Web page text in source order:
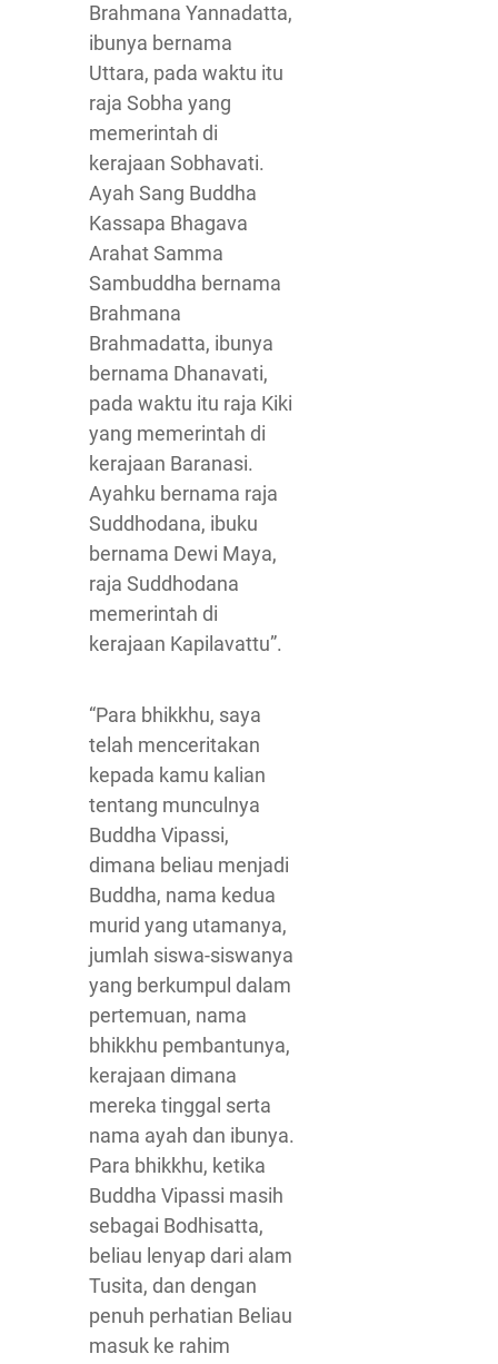
Brahmana Yannadatta,
ibunya bernama
Uttara, pada waktu itu
raja Sobha yang
memerintah di
kerajaan Sobhavati.
Ayah Sang Buddha
Kassapa Bhagava
Arahat Samma
Sambuddha bernama
Brahmana
Brahmadatta, ibunya
bernama Dhanavati,
pada waktu itu raja Kiki
yang memerintah di
kerajaan Baranasi.
Ayahku bernama raja
Suddhodana, ibuku
bernama Dewi Maya,
raja Suddhodana
memerintah di
kerajaan Kapilavattu”.
“Para bhikkhu, saya
telah menceritakan
kepada kamu kalian
tentang munculnya
Buddha Vipassi,
dimana beliau menjadi
Buddha, nama kedua
murid yang utamanya,
jumlah siswa-siswanya
yang berkumpul dalam
pertemuan, nama
bhikkhu pembantunya,
kerajaan dimana
mereka tinggal serta
nama ayah dan ibunya.
Para bhikkhu, ketika
Buddha Vipassi masih
sebagai Bodhisatta,
beliau lenyap dari alam
Tusita, dan dengan
penuh perhatian Beliau
masuk ke rahim